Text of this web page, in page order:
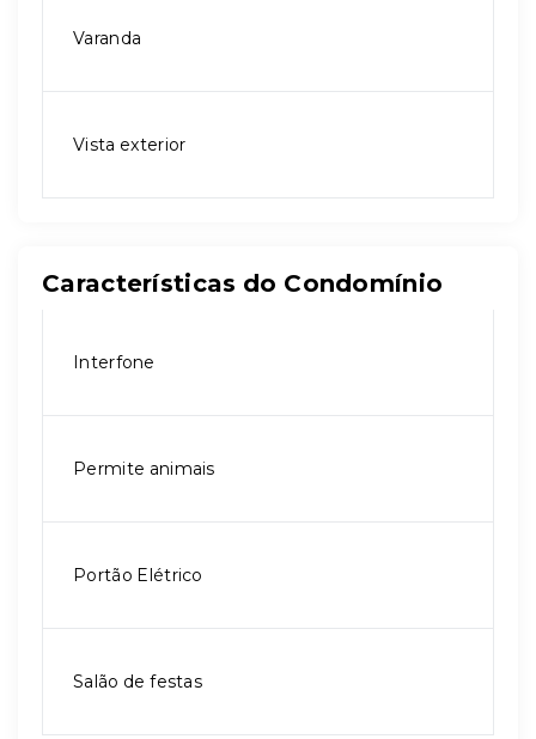
Varanda
Vista exterior
Características do Condomínio
Interfone
Permite animais
Portão Elétrico
Salão de festas